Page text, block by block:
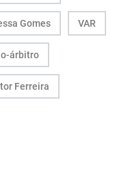
Gomes VAR
árbitro
Ferreira